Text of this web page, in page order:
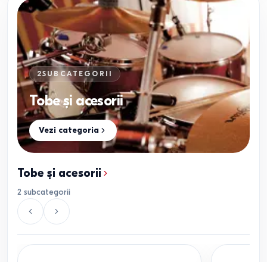
2SUBCATEGORII
Tobe și acesorii
Vezi categoria
Tobe și acesorii
2 subcategorii